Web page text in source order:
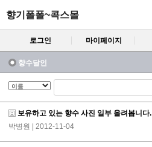
향기폴폴~콕스몰
로그인 마이페이지
향수달인
보유하고 있는 향수 사진 일부 올려봅니다.
박병원 | 2012-11-04